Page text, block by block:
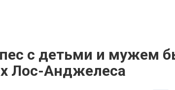
с детьми и мужем
Лос-Анджелеса